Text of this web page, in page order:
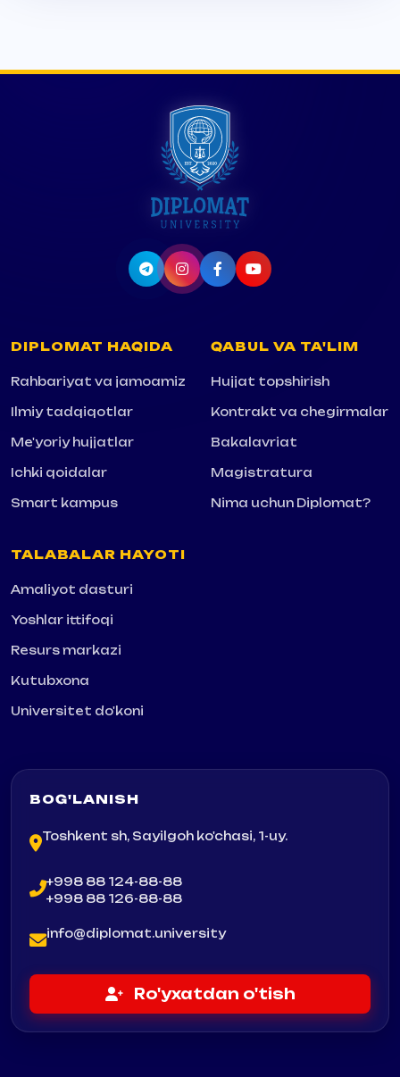
DIPLOMAT HAQIDA
Rahbariyat va jamoamiz
Ilmiy tadqiqotlar
Me'yoriy hujjatlar
Ichki qoidalar
Smart kampus
QABUL VA TA'LIM
Hujjat topshirish
Kontrakt va chegirmalar
Bakalavriat
Magistratura
Nima uchun Diplomat?
TALABALAR HAYOTI
Amaliyot dasturi
Yoshlar ittifoqi
Resurs markazi
Kutubxona
Universitet do'koni
BOG'LANISH
Toshkent sh, Sayilgoh ko'chasi, 1-uy.
+998 88 124-88-88
+998 88 126-88-88
info@diplomat.university
Ro'yxatdan o'tish